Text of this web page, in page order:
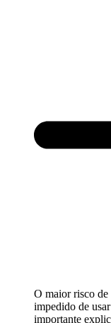
O maior risco de
impedido de
importante